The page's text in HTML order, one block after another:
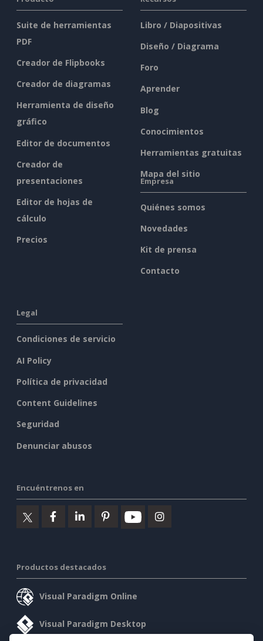
Suite de herramientas
PDF
Creador de Flipbooks
Creador de diagramas
Herramienta de diseño
gráfico
Editor de documentos
Creador de
presentaciones
Editor de hojas de
cálculo
Precios
Libro / Diapositivas
Diseño / Diagrama
Foro
Aprender
Blog
Conocimientos
Herramientas gratuitas
Mapa del sitio
Empresa
Quiénes somos
Novedades
Kit de prensa
Contacto
Legal
Condiciones de servicio
AI Policy
Política de privacidad
Content Guidelines
Seguridad
Denunciar abusos
Encuéntrenos en
Productos destacados
Visual Paradigm Online
Visual Paradigm Desktop